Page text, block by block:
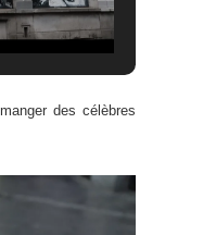
des célèbres